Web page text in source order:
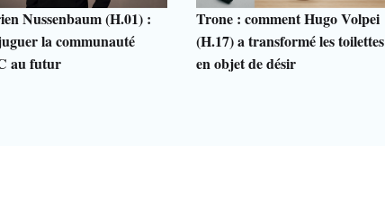
Nussenbaum (H.01) :
la communauté
au futur
Trone : comment Hugo Volpei
(H.17) a transformé les toilettes
en objet de désir